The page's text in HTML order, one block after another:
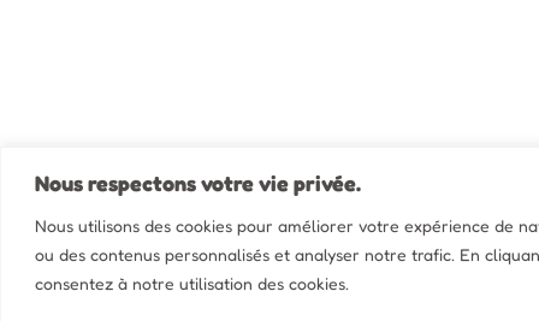
Nous respectons votre vie privée.
Nous utilisons des cookies pour améliorer votre expérience de
ou des contenus personnalisés et analyser notre trafic. En
consentez à notre utilisation des cookies.